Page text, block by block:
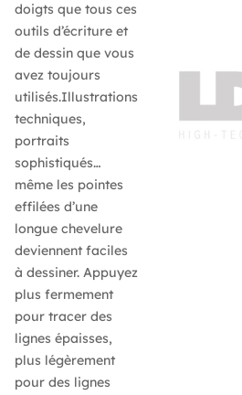
doigts que tous ces
outils d’écriture et
de dessin que vous
avez toujours
utilisés.Illustrations
techniques,
portraits
sophistiqués…
même les pointes
effilées d’une
longue chevelure
deviennent faciles
à dessiner. Appuyez
plus fermement
pour tracer des
lignes épaisses,
plus légèrement
pour des lignes